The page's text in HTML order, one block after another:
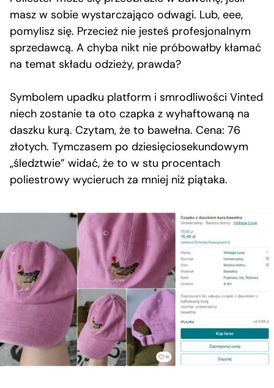
masz w sobie wystarczająco odwagi. Lub, eee,
pomylisz się. Przecież nie jesteś profesjonalnym
sprzedawcą. A chyba nikt nie próbowałby kłamać
na temat składu odzieży, prawda?
Symbolem upadku platform i smrodliwości Vinted
niech zostanie ta oto czapka z wyhaftowaną na
daszku kurą. Czytam, że to bawełna. Cena: 76
złotych. Tymczasem po dziesięciosekundowym
„śledztwie” widać, że to w stu procentach
poliestrowy wycieruch za mniej niż piątaka.